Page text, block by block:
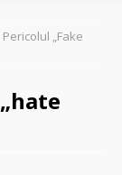
Pericolul „Fake